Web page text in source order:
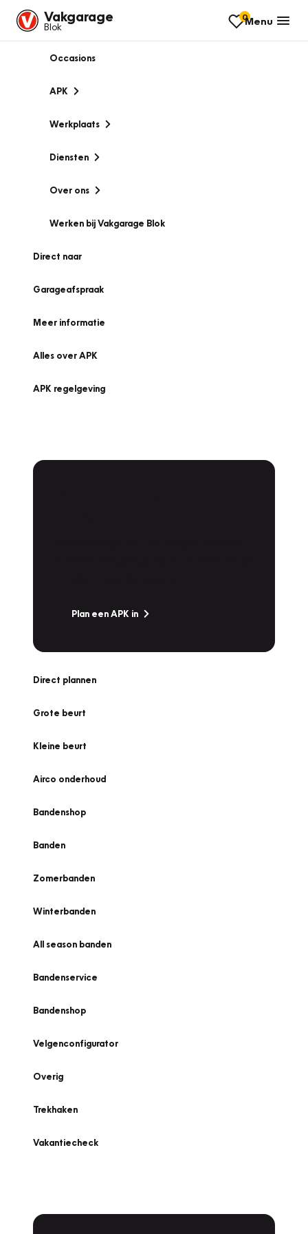
Vakgarage
Blok
0Menu
Occasions
APK
Werkplaats
Diensten
Over ons
Werken bij Vakgarage Blok
Direct naar
Garageafspraak
Meer informatie
Alles over APK
APK regelgeving
Plan een APK in
Direct plannen
Grote beurt
Kleine beurt
Airco onderhoud
Bandenshop
Banden
Zomerbanden
Winterbanden
All season banden
Bandenservice
Bandenshop
Velgenconfigurator
Overig
Trekhaken
Vakantiecheck